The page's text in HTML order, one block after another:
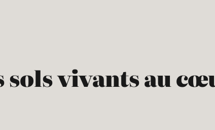
sols vivants au